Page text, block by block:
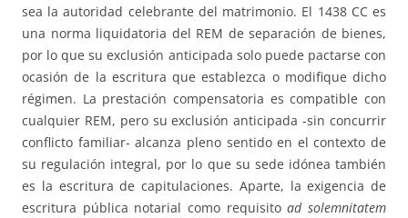
sea la autoridad celebrante del matrimonio. El 1438 CC es
una norma liquidatoria del REM de separación de bienes,
por lo que su exclusión anticipada solo puede pactarse con
ocasión de la escritura que establezca o modifique dicho
régimen. La prestación compensatoria es compatible con
cualquier REM, pero su exclusión anticipada -sin concurrir
conflicto familiar- alcanza pleno sentido en el contexto de
su regulación integral, por lo que su sede idónea también
es la escritura de capitulaciones. Aparte, la exigencia de
escritura pública notarial como requisitoad solemnitatem